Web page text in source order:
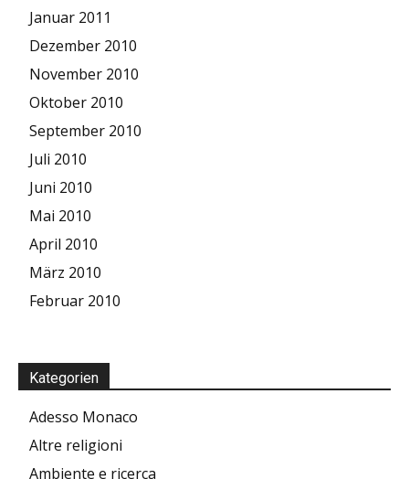
Januar 2011
Dezember 2010
November 2010
Oktober 2010
September 2010
Juli 2010
Juni 2010
Mai 2010
April 2010
März 2010
Februar 2010
Kategorien
Adesso Monaco
Altre religioni
Ambiente e ricerca